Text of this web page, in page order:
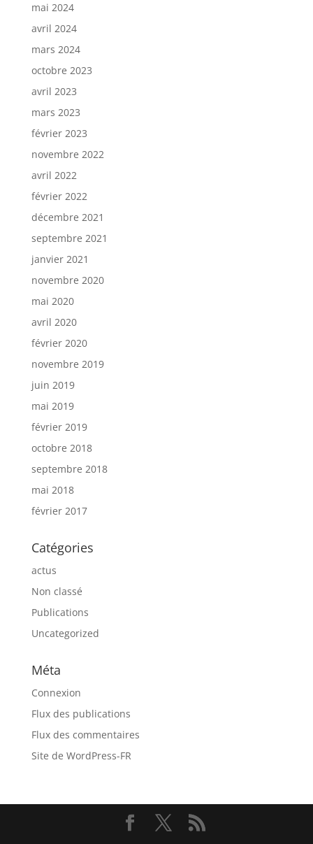
mai 2024
avril 2024
mars 2024
octobre 2023
avril 2023
mars 2023
février 2023
novembre 2022
avril 2022
février 2022
décembre 2021
septembre 2021
janvier 2021
novembre 2020
mai 2020
avril 2020
février 2020
novembre 2019
juin 2019
mai 2019
février 2019
octobre 2018
septembre 2018
mai 2018
février 2017
Catégories
actus
Non classé
Publications
Uncategorized
Méta
Connexion
Flux des publications
Flux des commentaires
Site de WordPress-FR